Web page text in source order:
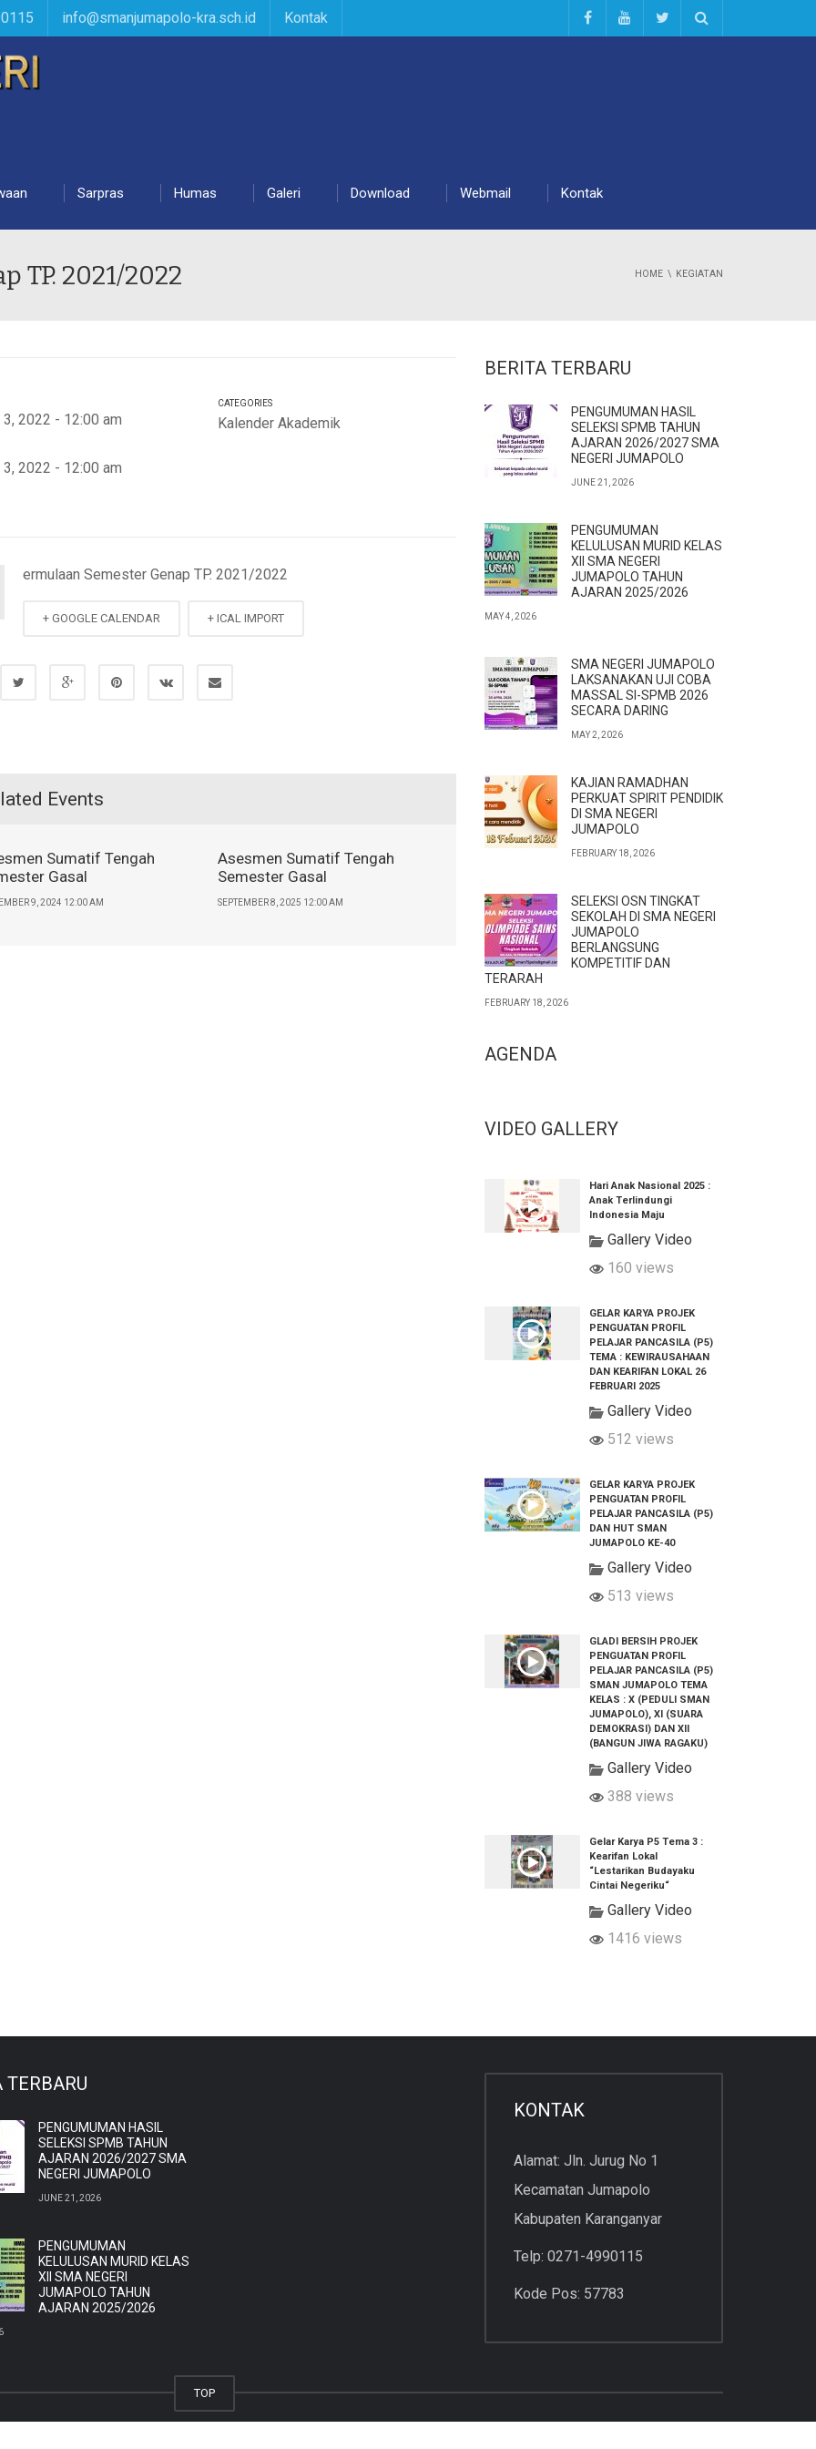
info@smanjumapolo-kra.sch.id Kontak
Sarpras Humas Galeri Download Webmail Kontak
TP. 2021/2022 HOME KEGIATAN
3, 2022 - 12:00 am
3, 2022 - 12:00 am
CATEGORIES
Kalender Akademik
ermulaan Semester Genap TP. 2021/2022
+ GOOGLE CALENDAR + ICAL IMPORT
Events
Sumatif Tengah
Gasal
9, 2024 12:00 AM
Asesmen Sumatif Tengah
Semester Gasal
SEPTEMBER 8, 2025 12:00 AM
BERITA TERBARU
PENGUMUMAN HASIL
SELEKSI SPMB TAHUN
AJARAN 2026/2027 SMA
NEGERI JUMAPOLO
JUNE 21, 2026
PENGUMUMAN
KELULUSAN MURID KELAS
XII SMA NEGERI
JUMAPOLO TAHUN
AJARAN 2025/2026
MAY 4, 2026
SMA NEGERI JUMAPOLO
LAKSANAKAN UJI COBA
MASSAL SI-SPMB 2026
SECARA DARING
MAY 2, 2026
KAJIAN RAMADHAN
PERKUAT SPIRIT PENDIDIK
DI SMA NEGERI
JUMAPOLO
FEBRUARY 18, 2026
SELEKSI OSN TINGKAT
SEKOLAH DI SMA NEGERI
JUMAPOLO
BERLANGSUNG
KOMPETITIF DAN
TERARAH
FEBRUARY 18, 2026
AGENDA
VIDEO GALLERY
Hari Anak Nasional 2025 :
Anak Terlindungi
Indonesia Maju
Gallery Video
160 views
GELAR KARYA PROJEK
PENGUATAN PROFIL
PELAJAR PANCASILA (P5)
TEMA : KEWIRAUSAHAAN
DAN KEARIFAN LOKAL 26
FEBRUARI 2025
Gallery Video
512 views
GELAR KARYA PROJEK
PENGUATAN PROFIL
PELAJAR PANCASILA (P5)
DAN HUT SMAN
JUMAPOLO KE-40
Gallery Video
513 views
GLADI BERSIH PROJEK
PENGUATAN PROFIL
PELAJAR PANCASILA (P5)
SMAN JUMAPOLO TEMA
KELAS : X (PEDULI SMAN
JUMAPOLO), XI (SUARA
DEMOKRASI) DAN XII
(BANGUN JIWA RAGAKU)
Gallery Video
388 views
Gelar Karya P5 Tema 3 :
Kearifan Lokal
“Lestarikan Budayaku
Cintai Negeriku“
Gallery Video
1416 views
TERBARU
PENGUMUMAN HASIL
SELEKSI SPMB TAHUN
AJARAN 2026/2027 SMA
NEGERI JUMAPOLO
JUNE 21, 2026
PENGUMUMAN
KELULUSAN MURID KELAS
XII SMA NEGERI
JUMAPOLO TAHUN
AJARAN 2025/2026
KONTAK
Alamat: Jln. Jurug No 1
Kecamatan Jumapolo
Kabupaten Karanganyar
Telp: 0271-4990115
Kode Pos: 57783
TOP